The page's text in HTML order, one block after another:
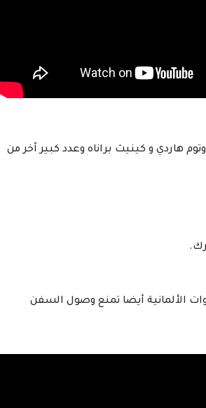
هاردي و كينيث براناه وعدد كبير آخر من
الألمانية أيضا تمنع وصول السفن